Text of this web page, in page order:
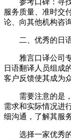
服务质量、准时交
论、向其他机构咨
二、优秀的日语
雅言口译公司专
日语翻译人员组成
客户反馈使其成为
需要注意的是，
需求和实际情况进
细沟通，了解其服
选择一家优秀的